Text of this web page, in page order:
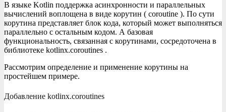
В языке Kotlin поддержка асинхронности и параллельных
вычислений воплощена в виде корутин ( coroutine ). По сути
корутина представляет блок кода, который может выполняться
параллельно с остальным кодом. А базовая
функциональность, связанная с корутинами, сосредоточена в
библиотеке kotlinx.coroutines .
Рассмотрим определение и применение корутины на
простейшем примере.
Добавление kotlinx.coroutines